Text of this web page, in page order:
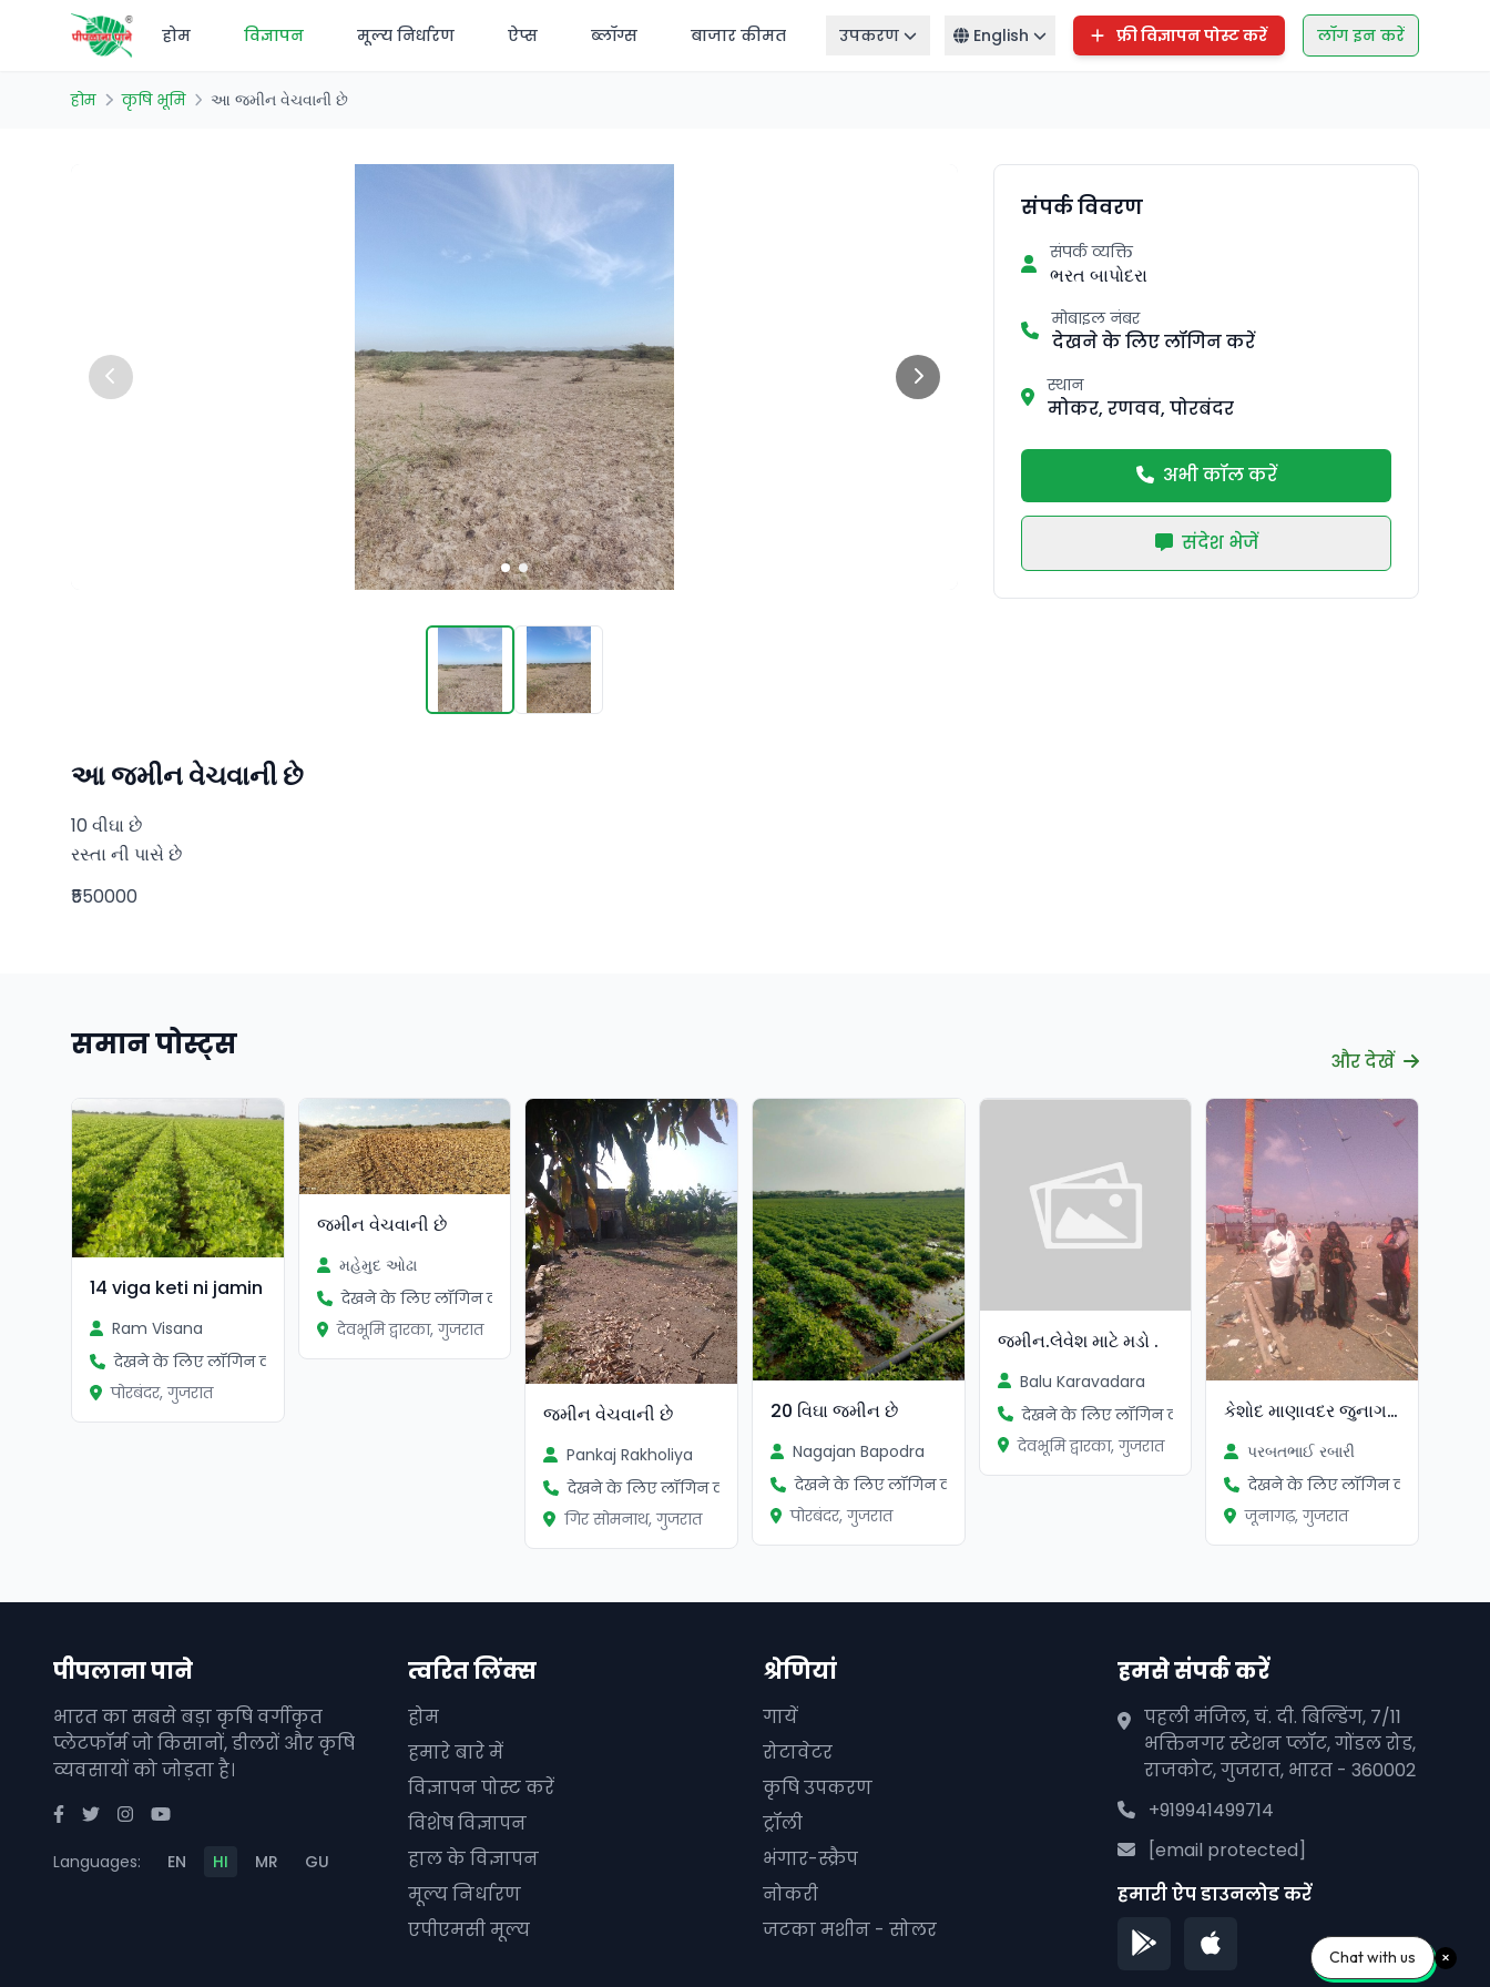
होम विज्ञापन मूल्य निर्धारण ऐप्स ब्लॉग्स बाजार कीमत उपकरण English फ्री विज्ञापन पोस्ट करें लॉग इन करें
होम कृषि भूमि આ જમીન વેચવાની છે
આ જમીન વેચવાની છે
10 વીઘા છે
રસ્તા ની પાસે છે
₹550000
संपर्क विवरण
संपर्क व्यक्ति
ભરત બાપોદરા
मोबाइल नंबर
देखने के लिए लॉगिन करें
स्थान
मोकर, रणवव, पोरबंदर
अभी कॉल करें
संदेश भेजें
समान पोस्ट्स और देखें
14 viga keti ni jamin
Ram Visana
देखने के लिए लॉगिन करें
पोरबंदर, गुजरात
જમીન વેચવાની છે
મહેમુદ ઓઢા
देखने के लिए लॉगिन करें
देवभूमि द्वारका, गुजरात
જમીન વેચવાની છે
Pankaj Rakholiya
देखने के लिए लॉगिन करें
गिर सोमनाथ, गुजरात
20 વિઘા જમીન છે
Nagajan Bapodra
देखने के लिए लॉगिन करें
पोरबंदर, गुजरात
જમીન.લેવેશ માટે મડો .
Balu Karavadara
देखने के लिए लॉगिन करें
देवभूमि द्वारका, गुजरात
કેશોદ માણાવદર જુનાગઢ રાજકોટ પા
પરબતભાઈ રબારી
देखने के लिए लॉगिन करें
जूनागढ़, गुजरात
पीपलाना पाने
भारत का सबसे बड़ा कृषि वर्गीकृत
प्लेटफॉर्म जो किसानों, डीलरों और कृषि
व्यवसायों को जोड़ता है।
Languages: EN HI MR GU
त्वरित लिंक्स
होम
हमारे बारे में
विज्ञापन पोस्ट करें
विशेष विज्ञापन
हाल के विज्ञापन
मूल्य निर्धारण
एपीएमसी मूल्य
श्रेणियां
गायें
रोटावेटर
कृषि उपकरण
ट्रॉली
भंगार-स्क्रैप
नोकरी
जटका मशीन - सोलर
हमसे संपर्क करें
पहली मंजिल, चं. दी. बिल्डिंग, 7/11
भक्तिनगर स्टेशन प्लॉट, गोंडल रोड,
राजकोट, गुजरात, भारत - 360002
+919941499714
[email protected]
हमारी ऐप डाउनलोड करें
Chat with us